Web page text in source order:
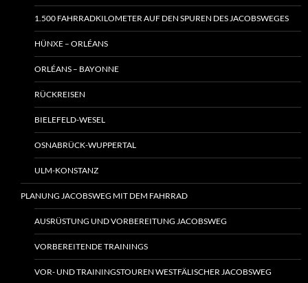
1.500 FAHRRADKILOMETER AUF DEN SPUREN DES JACOBSWEGES
HÜNXE – ORLÉANS
ORLÉANS – BAYONNE
RÜCKREISEN
BIELEFELD-WESEL
OSNABRÜCK-WUPPERTAL
ULM-KONSTANZ
PLANUNG JACOBSWEG MIT DEM FAHRRAD
AUSRÜSTUNG UND VORBEREITUNG JACOBSWEG
VORBEREITENDE TRAININGS
VOR- UND TRAININGSTOUREN WESTFÄLISCHER JACOBSWEG